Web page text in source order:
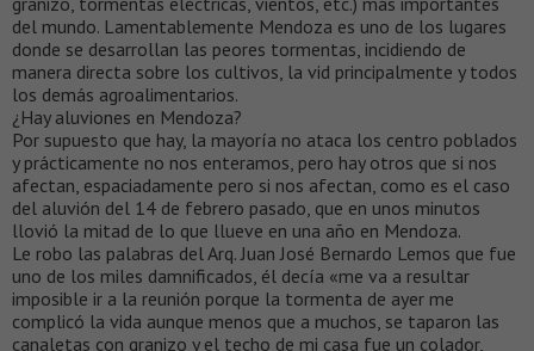
del mundo. Lamentablemente Mendoza es uno de los lugares
donde se desarrollan las peores tormentas, incidiendo de
manera directa sobre los cultivos, la vid principalmente y todos
los demás agroalimentarios.
¿Hay aluviones en Mendoza?
Por supuesto que hay, la mayoría no ataca los centro poblados
y prácticamente no nos enteramos, pero hay otros que si nos
afectan, espaciadamente pero si nos afectan, como es el caso
del aluvión del 14 de febrero pasado, que en unos minutos
llovió la mitad de lo que llueve en una año en Mendoza.
Le robo las palabras del Arq. Juan José Bernardo Lemos que fue
uno de los miles damnificados, él decía «me va a resultar
imposible ir a la reunión porque la tormenta de ayer me
complicó la vida aunque menos que a muchos, se taparon las
canaletas con granizo y el techo de mi casa fue un colador,